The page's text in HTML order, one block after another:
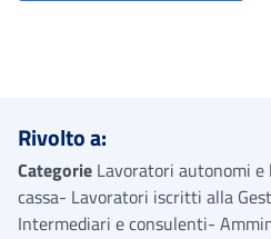
Rivolto a:
Categorie Lavoratori autonomi
cassa- Lavoratori iscritti alla
Intermediari e consulenti-